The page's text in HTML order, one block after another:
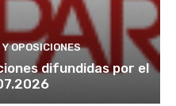
OPOSICIONES
difundidas por el